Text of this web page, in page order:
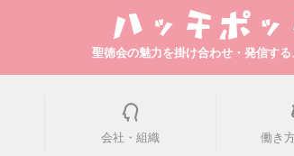
聖徳会の魅力を掛け合わせ・発信す
会社・組織 働き